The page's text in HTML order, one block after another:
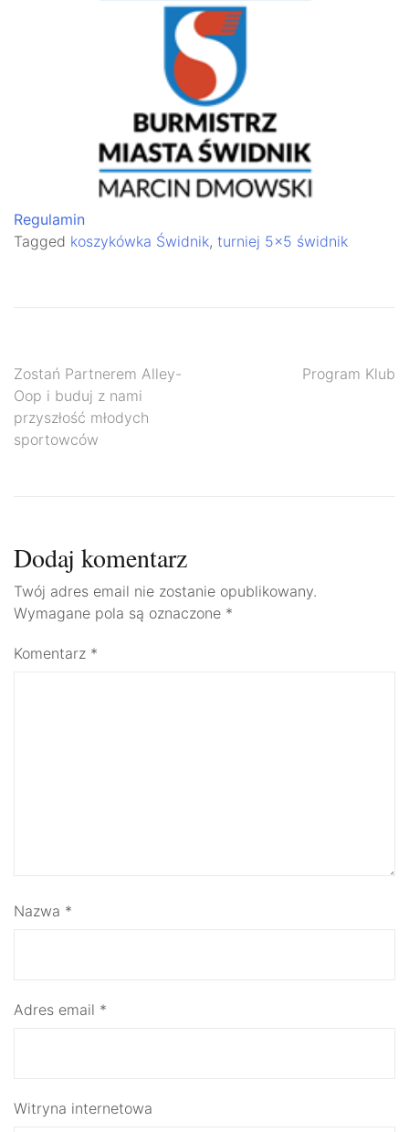
Regulamin
Tagged koszykówka Świdnik, turniej 5x5 świdnik
Nawigacja
wpisu
Zostań Partnerem Alley-
Oop i buduj z nami
przyszłość młodych
sportowców
Program Klub
Dodaj komentarz
Twój adres email nie zostanie opublikowany.
Wymagane pola są oznaczone *
Komentarz *
Nazwa *
Adres email *
Witryna internetowa